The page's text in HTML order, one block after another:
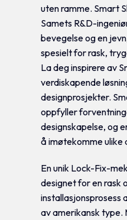
uten ramme. Smart
Samets R&D-
bevegelse og en
spesielt for rask,
La deg inspirere av
verdiskapende
designprosjekter.
oppfyller
designskapelse, og
å imøtekomme ulike
En unik Lock-Fix-
designet for en rask
installasjonsprosess
av amerikansk type.